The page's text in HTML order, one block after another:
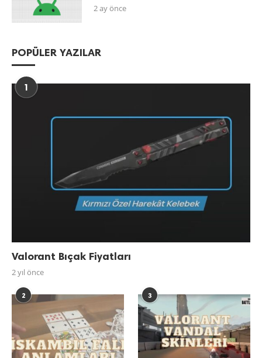
2 ay önce
POPÜLER YAZILAR
1
Valorant Bıçak Fiyatları
2 yıl önce
2 3